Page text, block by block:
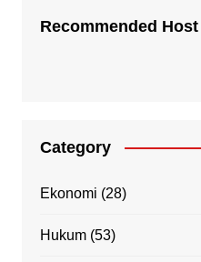
Recommended Host
Category
Ekonomi (28)
Hukum(53)